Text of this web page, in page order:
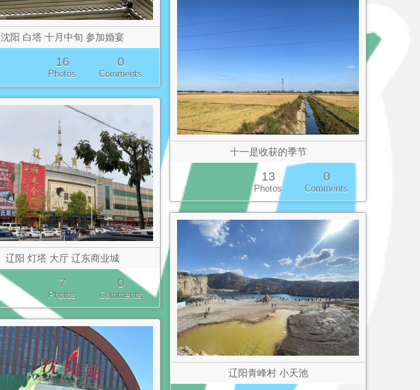
沈阳 白塔 十月中旬 参加婚宴
16
Photos
0
Comments
十一是收获的季节
13
Photos
0
Comments
辽阳 灯塔 大厅 辽东商业城
7
Photos
0
Comments
辽阳青峰村 小天池